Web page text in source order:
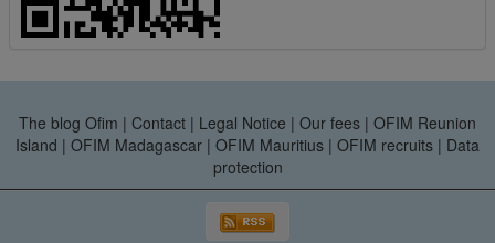
The blog Ofim | Contact | Legal Notice | Our fees | OFIM Reunion
Island | OFIM Madagascar | OFIM Mauritius | OFIM recruits | Data
protection